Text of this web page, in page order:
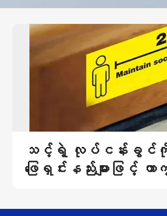
သင့်ရဲ့ လုပ်ငန်းခွင်ကို
ဖြေရှင်းနည်းများဖြင့် က